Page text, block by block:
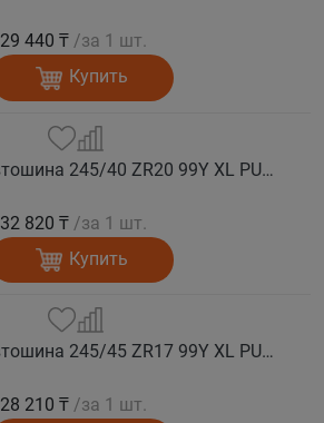
29 440 ₸ /за 1 шт.
Купить
COMFORSER Автошина 245/40 ZR20 99Y XL PURESPEED лето
32 820 ₸ /за 1 шт.
Купить
COMFORSER Автошина 245/45 ZR17 99Y XL PURESPEED лето
28 210 ₸ /за 1 шт.